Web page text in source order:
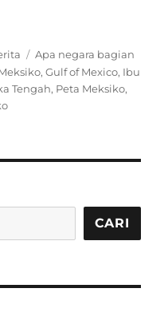
Tags
Apa negara bagian
,Gulf of Mexico, Ibu
Tengah, Peta Meksiko,
CARI